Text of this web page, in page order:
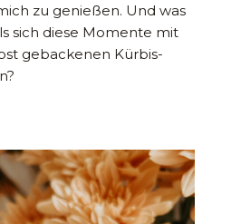
zu genießen. Und was
sich diese Momente mit
gebackenen Kürbis-